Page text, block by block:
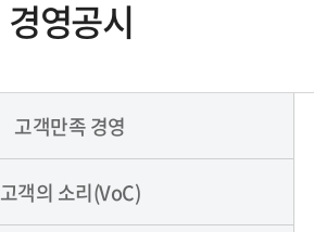
경영공시
고객만족 경영
고객의 소리(VoC)